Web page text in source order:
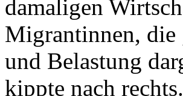
damaligen
Migrantinnen, die
und Belastung
kippte nach